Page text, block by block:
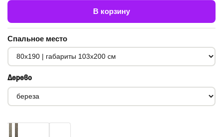
В корзину
Спальное место
Дерево